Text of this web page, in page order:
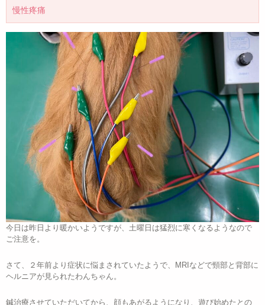
慢性疼痛
今日は昨日より暖かいようですが、土曜日は猛烈に寒くなるようなので
ご注意を。
さて、２年前より症状に悩まされていたようで、MRIなどで頸部と背部に
ヘルニアが見られたわんちゃん。
鍼治療させていただいてから、顔もあがるようになり、遊び始めたとの